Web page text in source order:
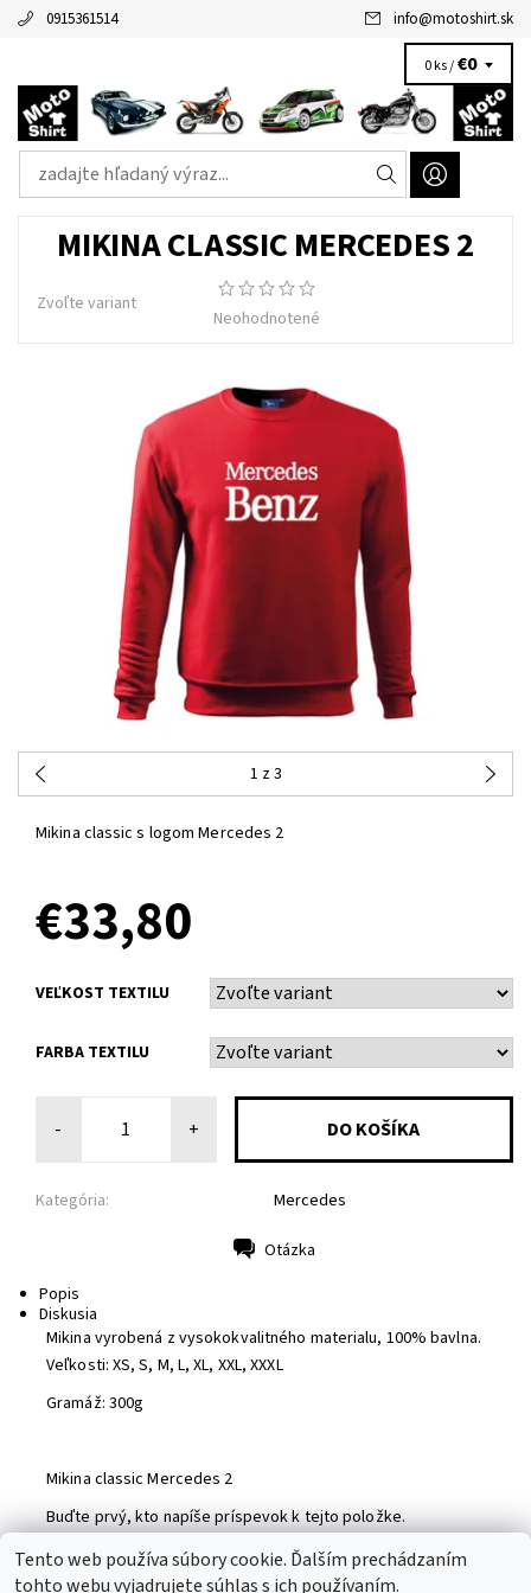
0915361514 info@motoshirt.sk
0 ks /€0
MIKINA CLASSIC MERCEDES 2
Zvoľte variant
Neohodnotené
1 z 3
Mikina classic s logom Mercedes 2
€33,80
VEĽKOST TEXTILU
FARBA TEXTILU
- +
Kategória: Mercedes
Otázka
Popis
Diskusia
Mikina vyrobená z vysokokvalitného materialu, 100% bavlna.
Veľkosti: XS, S, M, L, XL, XXL, XXXL
Gramáž: 300g
Mikina classic Mercedes 2
Buďte prvý, kto napíše príspevok k tejto položke.
Pridať komentár
Tento web používa súbory cookie. Ďalším prechádzaním
tohto webu vyjadrujete súhlas s ich používaním.